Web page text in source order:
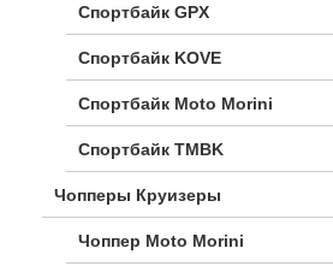
Спортбайк GPX
Спортбайк KOVE
Спортбайк Moto Morini
Спортбайк TMBK
Чопперы Круизеры
Чоппер Moto Morini